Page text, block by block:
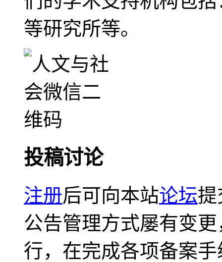
等研究所等。
投稿讨论
注册后可向本站论坛提
公告管理方式屡有变
行，在完成各项备案